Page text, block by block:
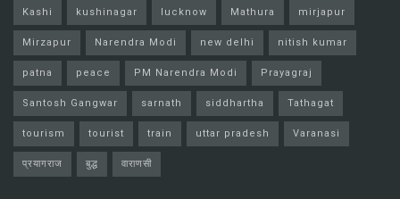
Kashi kushinagar lucknow Mathura mirjapur
Mirzapur Narendra Modi new delhi nitish kumar
patna peace PM Narendra Modi Prayagraj
Santosh Gangwar sarnath siddhartha Tathagat
tourism tourist train uttar pradesh Varanasi
प्रयागराज बुद्ध वाराणसी